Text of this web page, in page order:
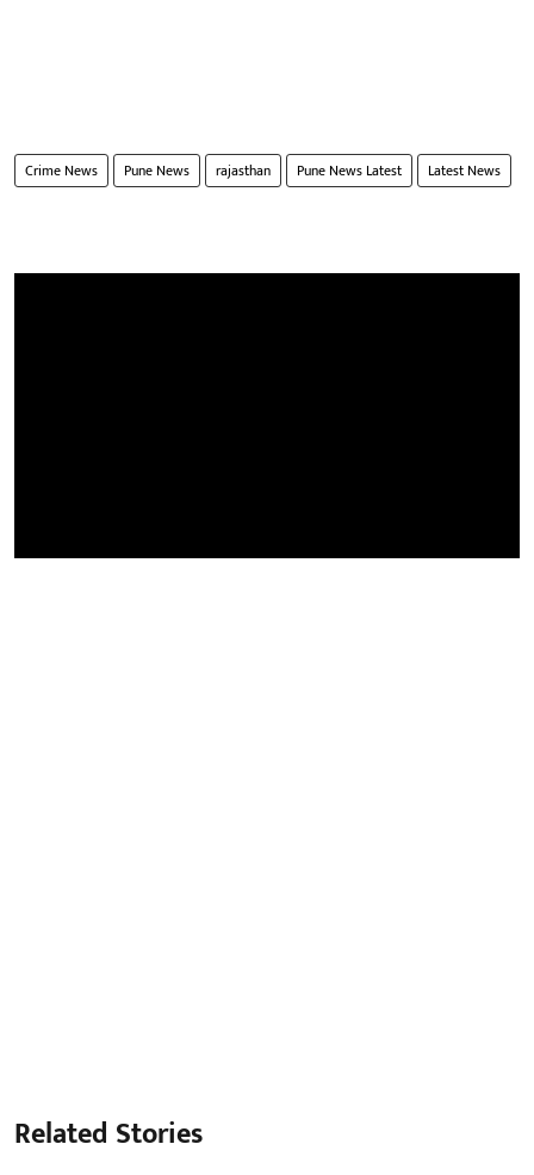
Crime News Pune News rajasthan Pune News Latest Latest News
Related Stories